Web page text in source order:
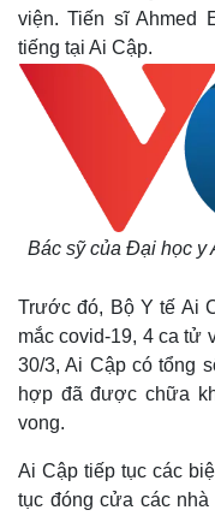
viện. Tiến sĩ Ahmed
tiếng tại Ai Cập.
Bác sỹ của Đại học y
Trước đó, Bộ Y tế Ai
mắc covid-19, 4 ca tử
30/3, Ai Cập có tổng
hợp đã được chữa
vong.
Ai Cập tiếp tục các
tục đóng cửa các